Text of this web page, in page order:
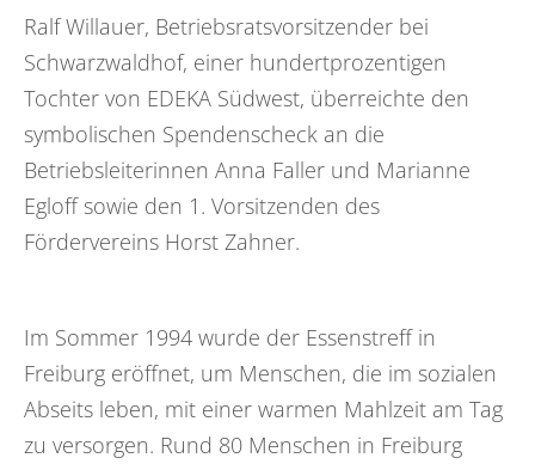
Ralf Willauer, Betriebsratsvorsitzender bei
Schwarzwaldhof, einer hundertprozentigen
Tochter von EDEKA Südwest, überreichte den
symbolischen Spendenscheck an die
Betriebsleiterinnen Anna Faller und Marianne
Egloff sowie den 1. Vorsitzenden des
Fördervereins Horst Zahner.
Im Sommer 1994 wurde der Essenstreff in
Freiburg eröffnet, um Menschen, die im sozialen
Abseits leben, mit einer warmen Mahlzeit am Tag
zu versorgen. Rund 80 Menschen in Freiburg